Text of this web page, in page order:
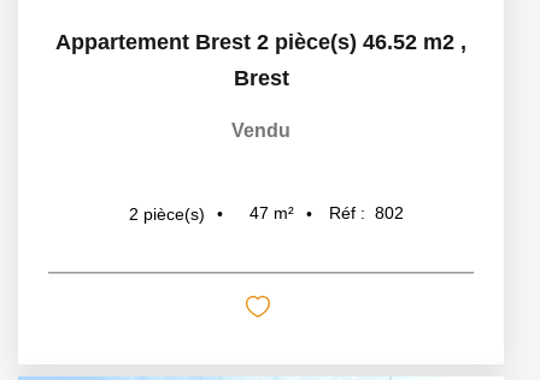
Appartement Brest 2 pièce(s) 46.52 m2 ,
Brest
Vendu
2 pièce(s) 47 m² Réf : 802